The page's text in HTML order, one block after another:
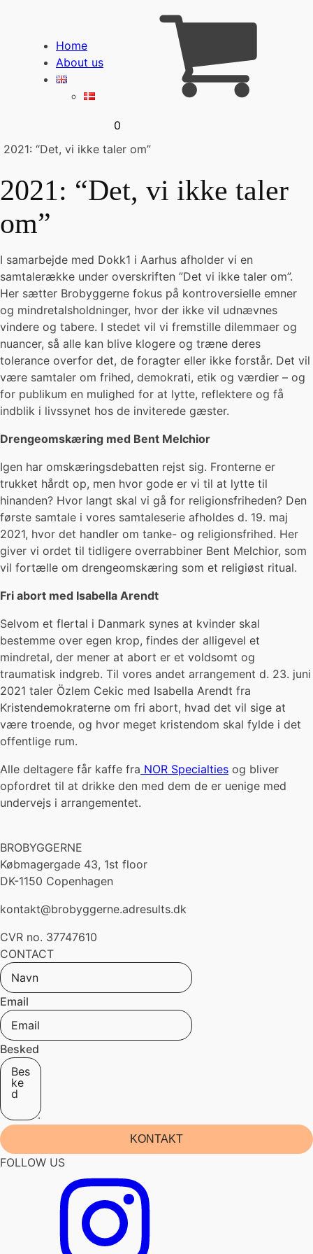
Home
About us
Cart
0
2021: “Det, vi ikke taler om”
2021: “Det, vi ikke taler
om”
I samarbejde med Dokk1 i Aarhus afholder vi en
samtalerække under overskriften ”Det vi ikke taler om”.
Her sætter Brobyggerne fokus på kontroversielle emner
og mindretalsholdninger, hvor der ikke vil udnævnes
vindere og tabere. I stedet vil vi fremstille dilemmaer og
nuancer, så alle kan blive klogere og træne deres
tolerance overfor det, de foragter eller ikke forstår. Det vil
være samtaler om frihed, demokrati, etik og værdier – og
for publikum en mulighed for at lytte, reflektere og få
indblik i livssynet hos de inviterede gæster.
Drengeomskæring med Bent Melchior
Igen har omskæringsdebatten rejst sig. Fronterne er
trukket hårdt op, men hvor gode er vi til at lytte til
hinanden? Hvor langt skal vi gå for religionsfriheden? Den
første samtale i vores samtaleserie afholdes d. 19. maj
2021, hvor det handler om tanke- og religionsfrihed. Her
giver vi ordet til tidligere overrabbiner Bent Melchior, som
vil fortælle om drengeomskæring som et religiøst ritual.
Fri abort med Isabella Arendt
Selvom et flertal i Danmark synes at kvinder skal
bestemme over egen krop, findes der alligevel et
mindretal, der mener at abort er et voldsomt og
traumatisk indgreb. Til vores andet arrangement d. 23. juni
2021 taler Özlem Cekic med Isabella Arendt fra
Kristendemokraterne om fri abort, hvad det vil sige at
være troende, og hvor meget kristendom skal fylde i det
offentlige rum.
Alle deltagere får kaffe fra NOR Specialties og bliver
opfordret til at drikke den med dem de er uenige med
undervejs i arrangementet.
BROBYGGERNE
Købmagergade 43, 1st floor
DK-1150 Copenhagen
kontakt@brobyggerne.adresults.dk
CVR no. 37747610
CONTACT
Email
Besked
KONTAKT
FOLLOW US